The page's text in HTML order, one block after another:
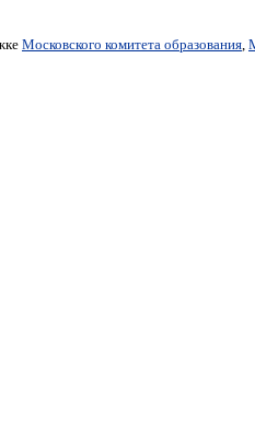
Московского комитета образования,